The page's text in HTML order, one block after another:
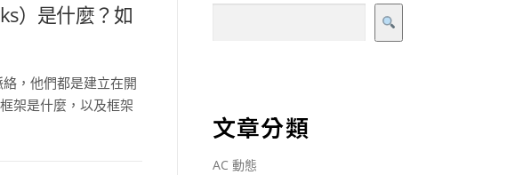
）是什麼？如
，他們都是建立在開
架是什麼，以及框架
文章分類
AC 動態